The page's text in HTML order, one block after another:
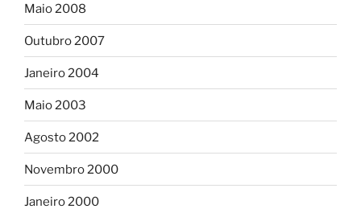
Maio 2008
Outubro 2007
Janeiro 2004
Maio 2003
Agosto 2002
Novembro 2000
Janeiro 2000